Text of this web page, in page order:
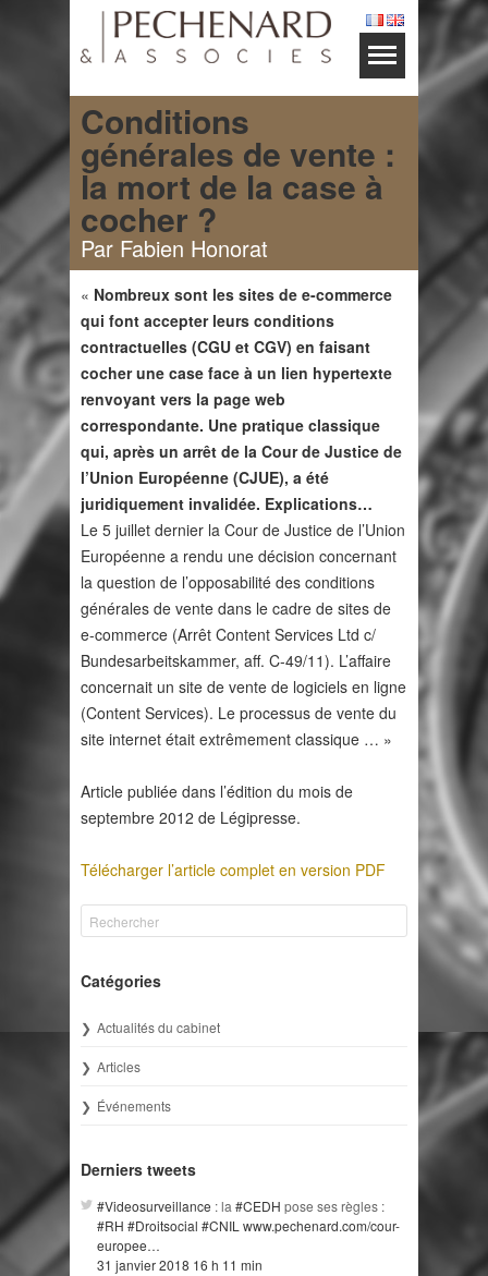
Conditions
générales de vente :
la mort de la case à
cocher ?
Par Fabien Honorat
« Nombreux sont les sites de e-commerce
qui font accepter leurs conditions
contractuelles (CGU et CGV) en faisant
cocher une case face à un lien hypertexte
renvoyant vers la page web
correspondante. Une pratique classique
qui, après un arrêt de la Cour de Justice de
l’Union Européenne (CJUE), a été
juridiquement invalidée. Explications…
Le 5 juillet dernier la Cour de Justice de l’Union
Européenne a rendu une décision concernant
la question de l’opposabilité des conditions
générales de vente dans le cadre de sites de
e-commerce (Arrêt Content Services Ltd c/
Bundesarbeitskammer, aff. C-49/11). L’affaire
concernait un site de vente de logiciels en ligne
(Content Services). Le processus de vente du
site internet était extrêmement classique … »
Article publiée dans l’édition du mois de
septembre 2012 de Légipresse.
Télécharger l’article complet en version PDF
Catégories
Actualités du cabinet
Articles
Événements
Derniers tweets
#Videosurveillance : la #CEDH pose ses règles :
#RH #Droitsocial #CNIL www.pechenard.com/cour-
europee…
31 janvier 2018 16 h 11 min